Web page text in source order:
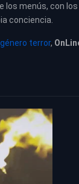
los menús, con
conciencia.
género terror,